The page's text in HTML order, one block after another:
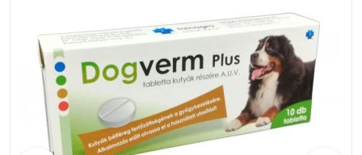
Ha azt tapasztalod, hogy kedvenced nem szívesen
eszi a zöldségeket, keverd el egy kis joghurttal, vagy
esetleg mézzel, így sokkal ízletesebb, és még mindig
nagyon egészséges.
TÁROLÁS:
Száraz, hűvös helyen, közvetlen napfénytől óvva
tárold.